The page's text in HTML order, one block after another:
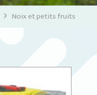
Noix et petits fruits